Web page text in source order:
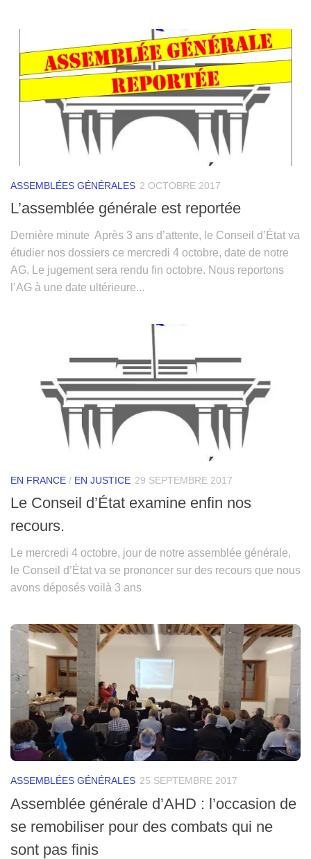
ASSEMBLÉES GÉNÉRALES 2 OCTOBRE 2017
L’assemblée générale est reportée
Dernière minute Après 3 ans d’attente, le Conseil d’État va
étudier nos dossiers ce mercredi 4 octobre, date de notre
AG. Le jugement sera rendu fin octobre. Nous reportons
l’AG à une date ultérieure...
EN FRANCE / EN JUSTICE 29 SEPTEMBRE 2017
Le Conseil d’État examine enfin nos
recours.
Le mercredi 4 octobre, jour de notre assemblée générale,
le Conseil d’État va se prononcer sur des recours que nous
avons déposés voilà 3 ans
ASSEMBLÉES GÉNÉRALES 25 SEPTEMBRE 2017
Assemblée générale d’AHD : l’occasion de
se remobiliser pour des combats qui ne
sont pas finis